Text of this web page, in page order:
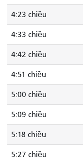
4:23 chiều
4:33 chiều
4:42 chiều
4:51 chiều
5:00 chiều
5:09 chiều
5:18 chiều
5:27 chiều